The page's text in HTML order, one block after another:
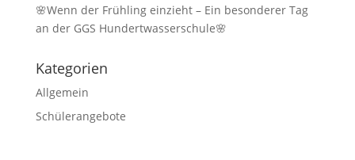
🌸Wenn der Frühling einzieht – Ein besonderer Tag
an der GGS Hundertwasserschule🌸
Kategorien
Allgemein
Schülerangebote